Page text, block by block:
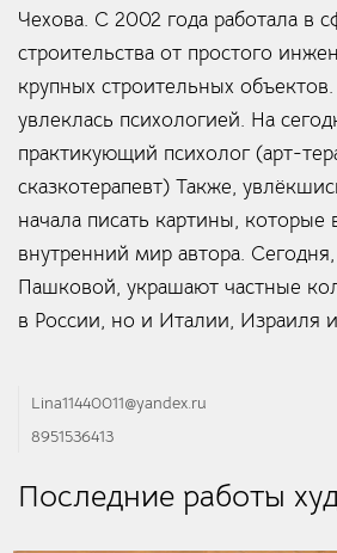
Чехова. С 2002 года работала в
строительства от простого
крупных строительных
увлеклась психологией. На
практикующий психолог (арт-
сказкотерапевт) Также,
начала писать картины,
внутренний мир автора.
Пашковой, украшают частные
в России, но и Италии, Израиля
Lina11440011@yandex.ru
8951536413
Последние работы